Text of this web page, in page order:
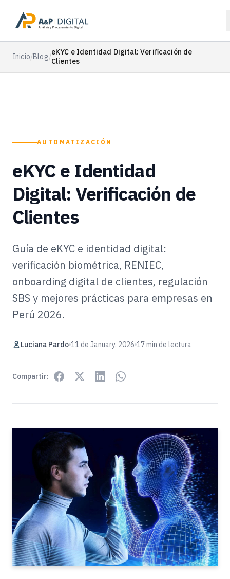
Inicio/Blog/eKYC e Identidad Digital: Verificación de
Clientes
AUTOMATIZACIÓN
eKYC e Identidad
Digital: Verificación de
Clientes
Guía de eKYC e identidad digital:
verificación biométrica, RENIEC,
onboarding digital de clientes, regulación
SBS y mejores prácticas para empresas en
Perú 2026.
Luciana Pardo 11 de January, 2026 17 min de lectura
Compartir: